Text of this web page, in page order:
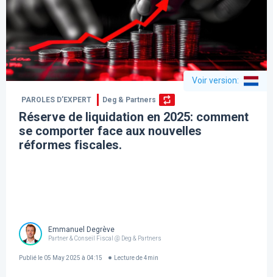
Voir version:
PAROLES D’EXPERT Deg & Partners
Réserve de liquidation en 2025: comment
se comporter face aux nouvelles
réformes fiscales.
Emmanuel Degrève
Partner & Conseil Fiscal @ Deg & Partners
Publié le 05 May 2025 à 04:15 Lecture de 4min